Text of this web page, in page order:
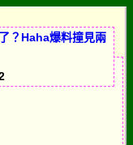
？Haha爆料撞見兩